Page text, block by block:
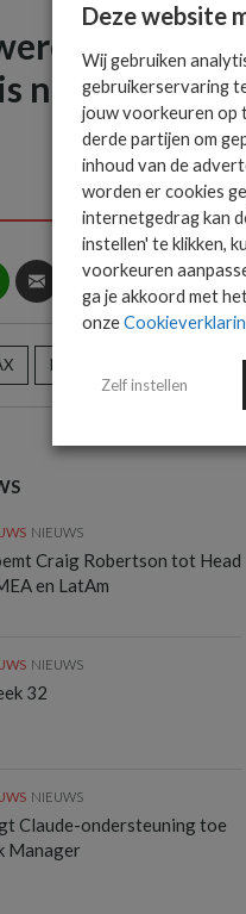
is
niets.
RISE
NIEUWS
Craig Robertson tot Head
en LatAm
NIEUWS
32
NIEUWS
Claude-ondersteuning toe
Manager
Deze website
Wij gebruiken
gebruikerservaring
jouw voorkeuren op
derde partijen om
inhoud van de
worden er cookies
internetgedrag kan
instellen' te klikken,
voorkeuren
ga je akkoord met
onze
Zelf instellen